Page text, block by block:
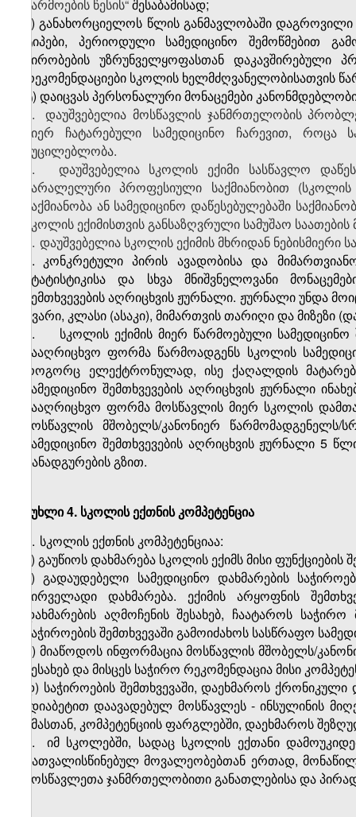
წარმოების წესის“შესაბამისად;
ს) განახორციელოს წლის განმავლობაში
ტიპები, პერიოდული სამედიცინო შემოწმებით
პირობების უზრუნველყოფასთან
რეკომენდაციები სკოლის ხელმძღვანელობისათვის
ტ) დაიცვას პერსონალური მონაცემები
2.
დაუშვებელია მოსწავლის ჯანმრთელობის
მიერ ჩატარებული სამედიცინო ჩარევით, როცა
აუცილებლობა.
3.
დაუშვებელია სკოლის ექიმი სასწავლო
პარალელური პროფესიული საქმიანობით
საქმიანობა ან სამედიცინო დაწესებულებაში
სკოლის ექიმისთვის განსაზღვრული სამუშაო საათების
4. დაუშვებელია სკოლის ექიმის მხრიდან
5. კონკრეტული პირის ავადობისა და
სტატისტიკისა და სხვა მნიშვნელოვანი
შემთხვევების აღრიცხვის ჟურნალი. ჟურნალი უნდა
გვარი, კლასი (ასაკი), მიმართვის თარიღი და მიზეზი
6.
სკოლის ექიმის მიერ წარმოებული სამედიცინო
სააღრიცხვო ფორმა წარმოადგენს სკოლის
როგორც ელექტრონულად, ისე ქაღალდის
სამედიცინო შემთხვევების აღრიცხვის ჟურნალი
სააღრიცხვო ფორმა მოსწავლის მიერ სკოლის
მოსწავლის მშობელს/კანონიერ
სამედიცინო შემთხვევების აღრიცხვის ჟურნალი 5
განადგურების გზით.
მუხლი 4. სკოლის ექთნის კომპეტენცია
1. სკოლის ექთნის კომპეტენციაა:
ა) გაუწიოს დახმარება სკოლის ექიმს მისი ფუნქციების
ბ) გადაუდებელი სამედიცინო დახმარების
პირველადი დახმარება. ექიმის არყოფნის
დახმარების აღმოჩენის შესახებ, ჩაატაროს
საჭიროების შემთხვევაში გამოიძახოს სასწრაფო
გ) მიაწოდოს ინფორმაცია მოსწავლის მშობელს/
შესახებ და მისცეს საჭირო რეკომენდაცია მისი
დ) საჭიროების შემთხვევაში, დაეხმაროს
(დიაბეტით დაავადებულ მოსწავლეს - ინსულინის
ამასთან, კომპეტენციის ფარგლებში, დაეხმაროს
2.
იმ სკოლებში, სადაც სკოლის ექთანი
გათვალისწინებულ მოვალეობებთან ერთად,
მოსწავლეთა ჯანმრთელობითი განათლებისა და